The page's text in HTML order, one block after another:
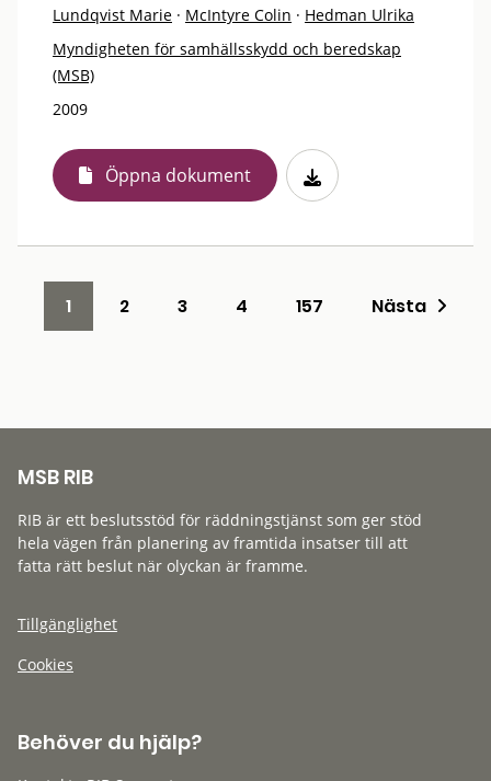
Lundqvist Marie · McIntyre Colin · Hedman Ulrika
Myndigheten för samhällsskydd och beredskap
(MSB)
2009
Öppna dokument
1 2 3 4 157 Nästa
MSB RIB
RIB är ett beslutsstöd för räddningstjänst som ger stöd
hela vägen från planering av framtida insatser till att
fatta rätt beslut när olyckan är framme.
Tillgänglighet
Cookies
Behöver du hjälp?